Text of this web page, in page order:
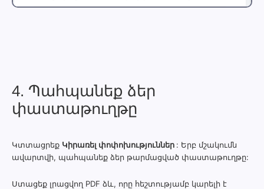
4. Պահպանեք ձեր
փաստաթուղթը
Կտտացրեք Կիրառել փոփոխություններ : Երբ մշակումն
ավարտվի, պահպանեք ձեր թարմացված փաստաթուղթը:
Ստացեք լրացվող PDF ձև, որը հեշտությամբ կարելի է